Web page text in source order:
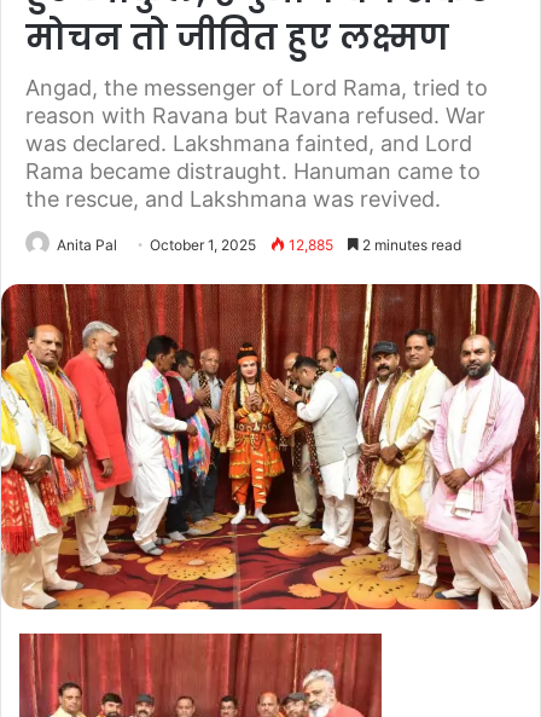
मोचन तो जीवित हुए लक्ष्मण
Angad, the messenger of Lord Rama, tried to
reason with Ravana but Ravana refused. War
was declared. Lakshmana fainted, and Lord
Rama became distraught. Hanuman came to
the rescue, and Lakshmana was revived.
Anita Pal October 1, 2025 12,885 2 minutes read